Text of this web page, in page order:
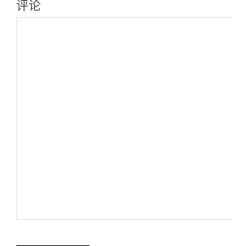
评论